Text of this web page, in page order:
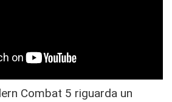
Combat 5 riguarda un